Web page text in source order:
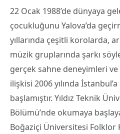
22 Ocak 1988’de dünyaya
çocukluğunu Yalova’da
yıllarında çeşitli korolarda,
müzik gruplarında şarkı
gerçek sahne deneyimleri
ilişkisi 2006 yılında
başlamıştır. Yıldız Teknik
Bölümü’nde okumaya
Boğaziçi Üniversitesi Folklor